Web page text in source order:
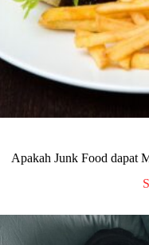
Apakah Junk Food dapat